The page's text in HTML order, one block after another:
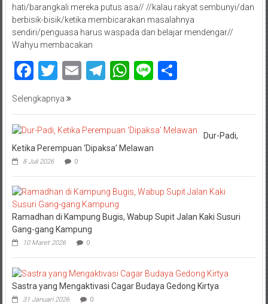
hati/barangkali mereka putus asa// //kalau rakyat sembunyi/dan
berbisik-bisik/ketika membicarakan masalahnya
sendiri/penguasa harus waspada dan belajar mendengar//
Wahyu membacakan
Facebook
Twitter
EmailTelegram
WhatsApp
LineShare
Selengkapnya
Dur-Padi,
Ketika Perempuan ‘Dipaksa’ Melawan
8 Juli 2026 0
Ramadhan di Kampung Bugis, Wabup Supit Jalan Kaki Susuri
Gang-gang Kampung
10 Maret 2026 0
Sastra yang Mengaktivasi Cagar Budaya Gedong Kirtya
31 Januari 2026 0